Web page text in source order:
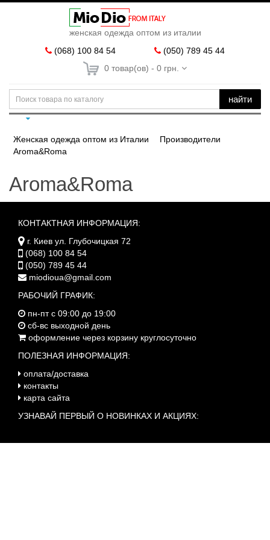
женская одежда оптом из италии
(068) 100 84 54
(050) 789 45 44
0 товар(ов) - 0 грн.
найти
Женская одежда оптом из Италии
Производители
Aroma&Roma
Aroma&Roma
КОНТАКТНАЯ ИНФОРМАЦИЯ:
г. Киев ул. Глубочицкая 72
(068) 100 84 54
(050) 789 45 44
miodioua@gmail.com
РАБОЧИЙ ГРАФИК:
пн-пт с 09:00 до 19:00
сб-вс выходной день
оформление через корзину круглосуточно
ПОЛЕЗНАЯ ИНФОРМАЦИЯ:
оплата/доставка
контакты
карта сайта
УЗНАВАЙ ПЕРВЫЙ О НОВИНКАХ И АКЦИЯХ: